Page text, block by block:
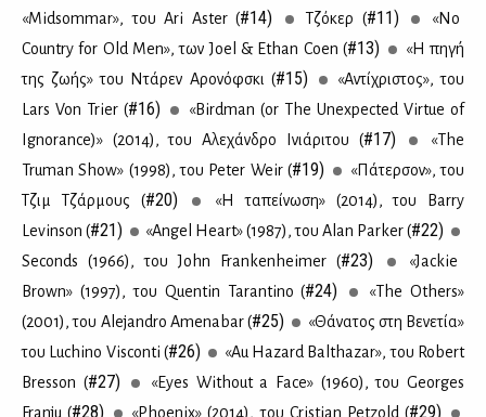
«Midsommar», του Ari Aster (#14) Tζό­κερ (#11)
«No
Country for Old Men», των Joel & Ethan Coen (#13)
«Η πη­γή
της ζω­ής» του Ντά­ρεν Αρο­νόφ­σκι (#15)
«Αντί­χρι­στος», του
Lars Von Trier (#16)
«Birdman (or The Unexpected Virtue of
Ignorance)» (2014), του Αλε­χάν­δρο Ινιά­ρι­του (#17)
«The
Truman Show» (1998), του Peter Weir (#19)
«Πά­τερ­σον», του
Τζιμ Τζάρ­μους (#20)
«Η τα­πεί­νω­ση» (2014), του Barry
Levinson (#21) «Angel Heart» (1987), του Alan Parker (#22)
Seconds (1966), του John Frankenheimer (#23)
«Jackie
Brown» (1997), του Quentin Tarantino (#24)
«The Others»
(2001), του Alejandro Amenabar (#25)
«Θά­να­τος στη Βε­νε­τία»
του Luchino Visconti (#26)
«Au Hazard Balthazar», του Robert
Bresson (#27)
«Eyes Without a Face» (1960), του Georges
Franju (#28) «Phoenix» (2014), του Cristian Petzold (#29)